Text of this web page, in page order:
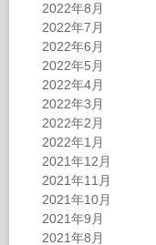
2022年8月
2022年7月
2022年6月
2022年5月
2022年4月
2022年3月
2022年2月
2022年1月
2021年12月
2021年11月
2021年10月
2021年9月
2021年8月